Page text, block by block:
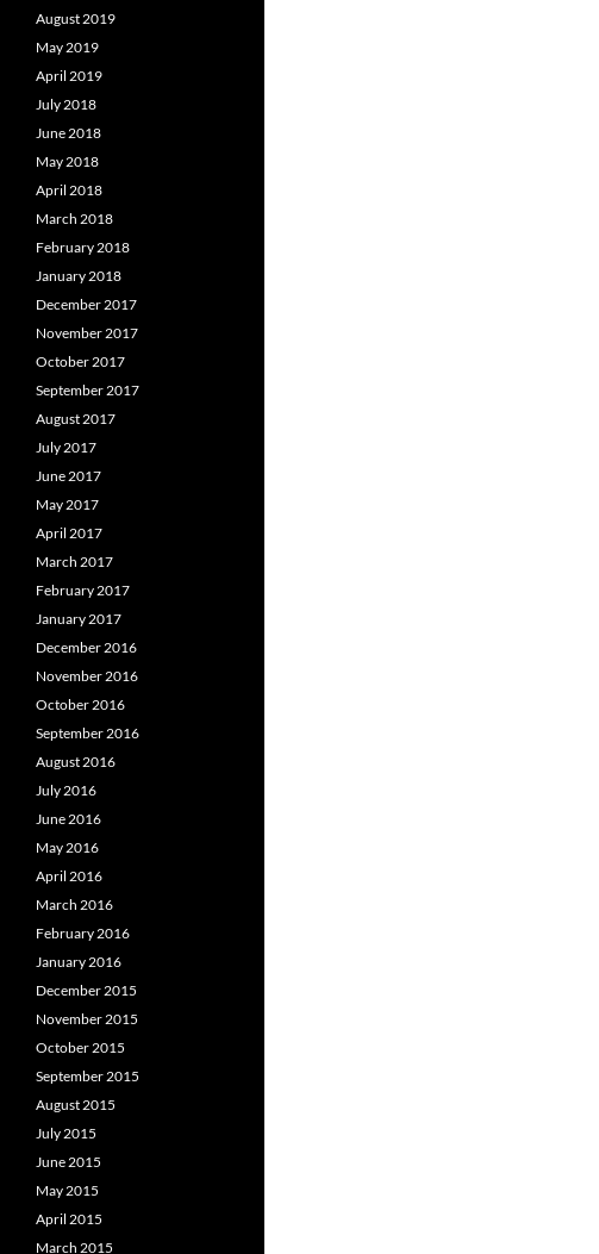
August 2019
May 2019
April 2019
July 2018
June 2018
May 2018
April 2018
March 2018
February 2018
January 2018
December 2017
November 2017
October 2017
September 2017
August 2017
July 2017
June 2017
May 2017
April 2017
March 2017
February 2017
January 2017
December 2016
November 2016
October 2016
September 2016
August 2016
July 2016
June 2016
May 2016
April 2016
March 2016
February 2016
January 2016
December 2015
November 2015
October 2015
September 2015
August 2015
July 2015
June 2015
May 2015
April 2015
March 2015